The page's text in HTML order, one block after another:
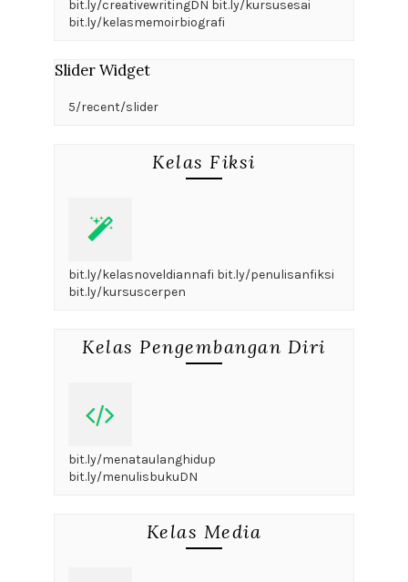
bit.ly/creativewritingDN bit.ly/kursusesai
bit.ly/kelasmemoirbiografi
Slider Widget
5/recent/slider
Kelas Fiksi
bit.ly/kelasnoveldiannafi bit.ly/penulisanfiksi
bit.ly/kursuscerpen
Kelas Pengembangan Diri
bit.ly/menataulanghidup
bit.ly/menulisbukuDN
Kelas Media